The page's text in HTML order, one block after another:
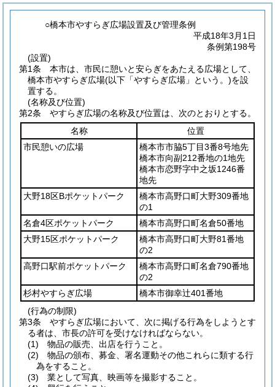
○橋本市やすらぎ広場設置及び管理条例
平成18年3月1日
条例第198号
(設置)
第1条
本市は、市民に憩いと安らぎをあたえる広場として、
橋本市やすらぎ広場(以下「やすらぎ広場」という。)を設
置する。
(名称及び位置)
第2条
やすらぎ広場の名称及び位置は、次のとおりとする。
名称
位置
市民憩いの広場
橋本市市脇5丁目3番8号地先
橋本市向副212番地の1地先
橋本市恋野字中之坂1246番
地先
大野18区Bポケットパーク
橋本市高野口町大野309番地
の1
名倉4区ポケットパーク
橋本市高野口町名倉50番地
大野15区ポケットパーク
橋本市高野口町大野81番地
の2
高野口駅前ポケットパーク
橋本市高野口町名倉790番地
の2
杉村やすらぎ広場
橋本市御幸辻401番地
(行為の制限)
第3条
やすらぎ広場において、次に掲げる行為をしようとす
る者は、市長の許可を受けなければならない。
(1)
物品の販売、出店を行うこと。
(2)
物品の頒布、募金、署名運動その他これらに類する行
為をすること。
(3)
業として写真、映画等を撮影すること。